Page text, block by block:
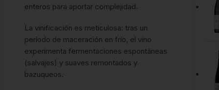
enteros para aportar complejidad.
La vinificación es meticulosa: tras un
período de maceración en frío, el vino
experimenta fermentaciones espontáneas
(salvajes) y suaves remontados y
bazuqueos.